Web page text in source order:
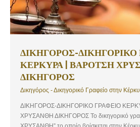
ΔΙΚΗΓΟΡΟΣ-ΔΙΚΗΓΟΡΙΚΟ
ΚΕΡΚΥΡΑ | ΒΑΡΟΤΣΗ
ΔΙΚΗΓΟΡΟΣ
Δικηγόρος - Δικηγορικό Γραφείο στην
ΔΙΚΗΓΟΡΟΣ-ΔΙΚΗΓΟΡΙΚΟ ΓΡΑΦΕΙΟ
ΧΡΥΣΑΝΘΗ ΔΙΚΗΓΟΡΟΣ Το δικηγορικό